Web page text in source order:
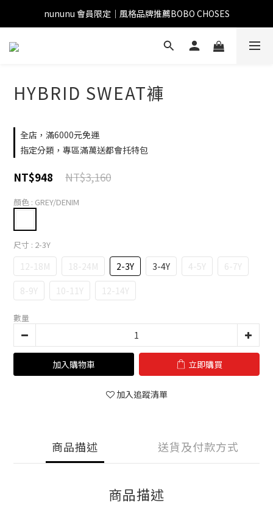
nununu 會員限定｜風格品牌推薦BOBO CHOSES
HYBRID SWEAT褲
全店，滿6000元免運
指定分類，專區滿萬送都會托特包
NT$3,160
NT$948
顏色 : GREY/DENIM
尺寸 : 2-3Y
12-18M 18-24M 2-3Y 3-4Y 4-5Y
6-7Y
8-9Y
10-11Y 12-14Y
數量
加入購物車 立即購買
加入追蹤清單
商品描述 送貨及付款方式
商品描述